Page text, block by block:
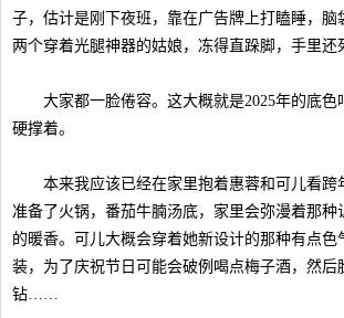
子，估计是刚下夜班，靠在广告牌上打瞌睡，脑
两个穿着光腿神器的姑娘，冻得直跺脚，手里还
大家都一脸倦容。这大概就是2025年的底
硬撑着。
本来我应该已经在家里抱着惠蓉和可儿看跨
准备了火锅，番茄牛腩汤底，家里会弥漫着那种
的暖香。可儿大概会穿着她新设计的那种有点色
装，为了庆祝节日可能会破例喝点梅子酒，然后
钻……